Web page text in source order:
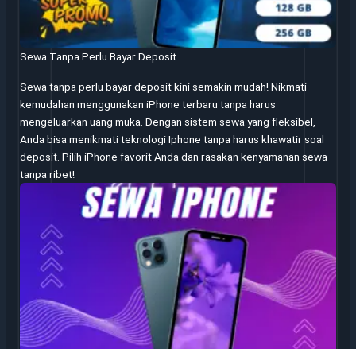
Sewa Tanpa Perlu Bayar Deposit
Sewa tanpa perlu bayar deposit kini semakin mudah! Nikmati
kemudahan menggunakan iPhone terbaru tanpa harus
mengeluarkan uang muka. Dengan sistem sewa yang fleksibel,
Anda bisa menikmati teknologi Iphone tanpa harus khawatir soal
deposit. Pilih iPhone favorit Anda dan rasakan kenyamanan sewa
tanpa ribet!